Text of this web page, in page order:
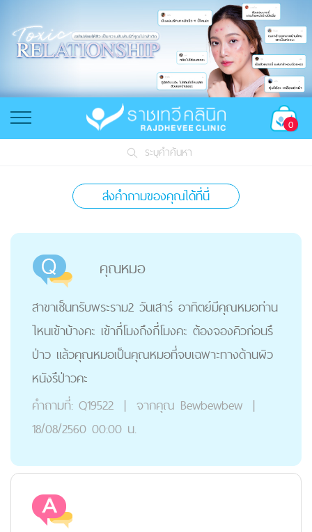
0
ระบุคำค้นหา
ส่งคำถามของคุณได้ที่นี่
คุณหมอ
สาขาเซ็นทรับพระราม2 วันเสาร์ อาทิตย์มีคุณหมอท่าน
ไหนเข้าบ้างคะ เข้ากี่โมงถึงกี่โมงคะ ต้องจองคิวก่อนรึ
ป่าว แล้วคุณหมอเป็นคุณหมอที่จบเฉพาะทางด้านผิว
หนังรึป่าวคะ
คำถามที่: Q19522 | จากคุณ Bewbewbew |
18/08/2560 00:00 น.